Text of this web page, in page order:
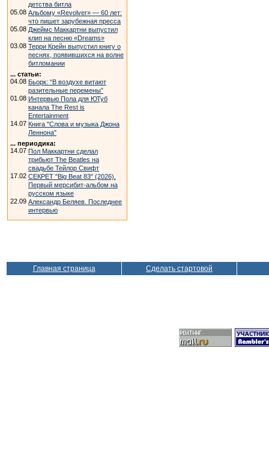
детства битла
05.08 Альбому «Revolver» — 60 лет:
что пишет зарубежная пресса
05.08 Джеймс Маккартни выпустил
клип на песню «Dreams»
03.08 Терри Крейн выпустил книгу о
песнях, появившихся на волне
битломании
... статьи:
04.08 Бьорк: “В воздухе витают
разительные перемены”
01.08 Интервью Пола для ЮТуб
канала The Rest is
Entertainment
14.07 Книга "Слова и музыка Джона
Леннона"
... периодика:
14.07 Пол Маккартни сделал
трибьют The Beatles на
свадьбе Тейлор Свифт
17.02 СЕКРЕТ "Big Beat 83" (2026).
Первый мерсибит-альбом на
русском языке
22.09 Александр Беляев. Последнее
интервью
Главная страница Сделать стартовой